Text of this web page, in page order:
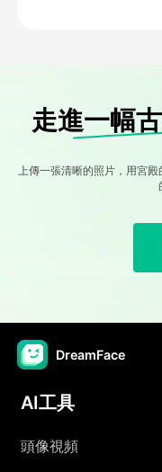
走進一幅
上傳一張清晰的照片，用宮
DreamFace
AI工具
頭像視頻